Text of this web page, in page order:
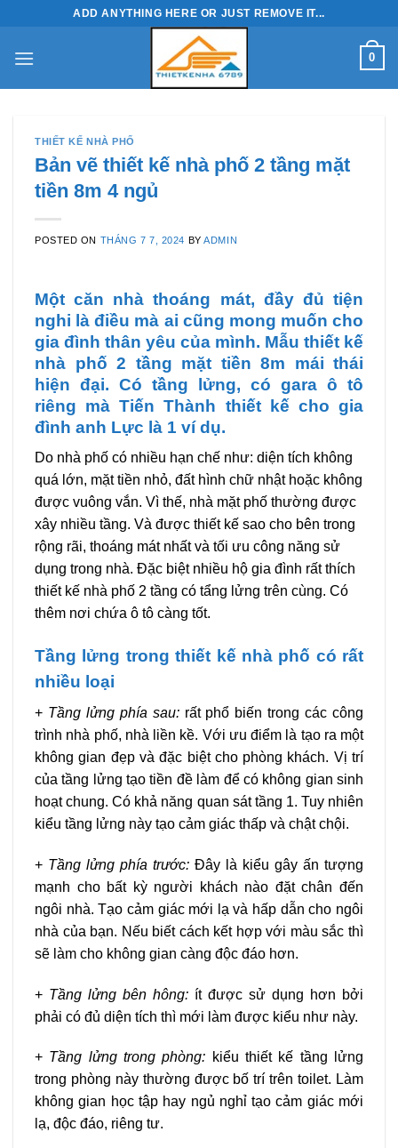
content
ADD ANYTHING HERE OR JUST REMOVE IT...
0
THIẾT KẾ NHÀ PHỐ
Bản vẽ thiết kế nhà phố 2 tầng mặt
tiền 8m 4 ngủ
POSTED ON THÁNG 7 7, 2024 BYADMIN
Một căn nhà thoáng mát, đầy đủ tiện
nghi là điều mà ai cũng mong muốn cho
gia đình thân yêu của mình. Mẫu thiết kế
nhà phố 2 tầng mặt tiền 8m mái thái
hiện đại. Có tầng lửng, có gara ô tô
riêng mà Tiến Thành thiết kế cho gia
đình anh Lực là 1 ví dụ.
Do nhà phố có nhiều hạn chế như: diện tích không
quá lớn, mặt tiền nhỏ, đất hình chữ nhật hoặc không
được vuông vắn. Vì thế, nhà mặt phố thường được
xây nhiều tầng. Và được thiết kế sao cho bên trong
rộng rãi, thoáng mát nhất và tối ưu công năng sử
dụng trong nhà. Đặc biệt nhiều hộ gia đình rất thích
thiết kế nhà phố 2 tầng có tẩng lửng trên cùng. Có
thêm nơi chứa ô tô càng tốt.
Tầng lửng trong thiết kế nhà phố có rất
nhiều loại
+ Tầng lửng phía sau:rất phổ biến trong các công
trình nhà phố, nhà liền kề. Với ưu điểm là tạo ra một
không gian đẹp và đặc biệt cho phòng khách. Vị trí
của tầng lửng tạo tiền đề làm để có không gian sinh
hoạt chung. Có khả năng quan sát tầng 1. Tuy nhiên
kiểu tầng lửng này tạo cảm giác thấp và chật chội.
+ Tầng lửng phía trước: Đây là kiểu gây ấn tượng
mạnh cho bất kỳ người khách nào đặt chân đến
ngôi nhà. Tạo cảm giác mới lạ và hấp dẫn cho ngôi
nhà của bạn. Nếu biết cách kết hợp với màu sắc thì
sẽ làm cho không gian càng độc đáo hơn.
+ Tầng lửng bên hông: ít được sử dụng hơn bởi
phải có đủ diện tích thì mới làm được kiểu như này.
+ Tầng lửng trong phòng: kiểu thiết kế tầng lửng
trong phòng này thường được bố trí trên toilet. Làm
không gian học tập hay ngủ nghỉ tạo cảm giác mới
lạ, độc đáo, riêng tư.